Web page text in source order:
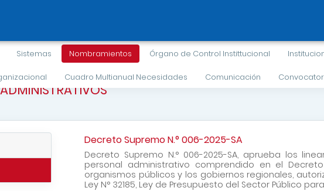
Sistemas Nombramientos Órgano de Control Instittucional
Cuadro Multianual Necesidades Comunicación
Decreto Supremo N.° 006-2025-SA
Decreto Supremo N.° 006-2025-SA, aprueba los
personal administrativo comprendido en el
organismos públicos y los gobiernos regionales,
Ley N° 32185, Ley de Presupuesto del Sector Público